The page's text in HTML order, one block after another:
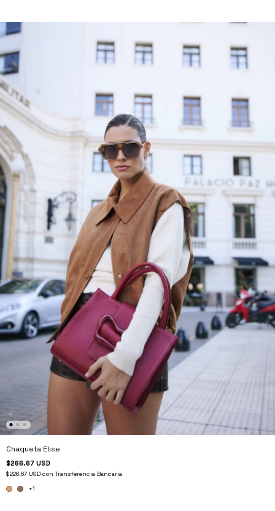
Chaqueta Elise
$266.67 USD
$226.67 USD con Transferencia Bancaria
+1